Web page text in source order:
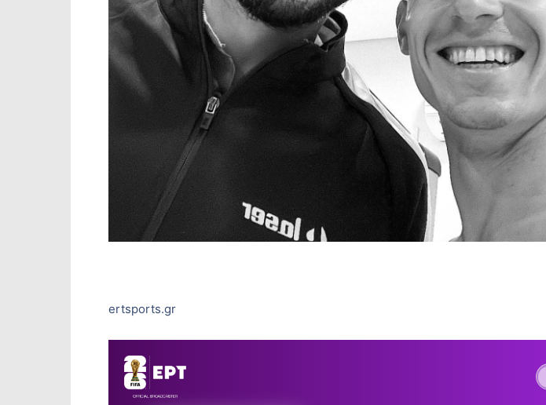
ertsports.gr